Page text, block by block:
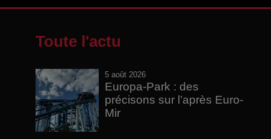
Toute l'actu
5 août 2026
Europa-Park : des
précisons sur l’après Euro-
Mir